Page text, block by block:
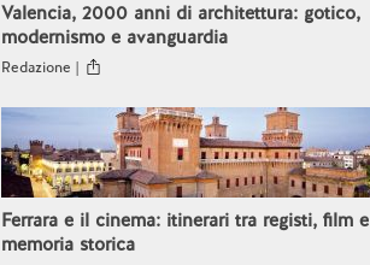
Valencia, 2000 anni di architettura: gotico,
modernismo e avanguardia
Redazione |
Ferrara e il cinema: itinerari tra registi, film e
memoria storica